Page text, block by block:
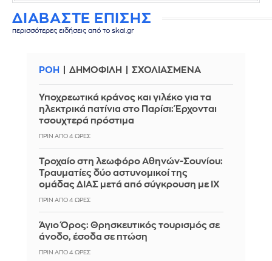
ΔΙΑΒΑΣΤΕ ΕΠΙΣΗΣ
περισσότερες ειδήσεις από το skai.gr
ΡΟΗ ΔΗΜΟΦΙΛΗ ΣΧΟΛΙΑΣΜΕΝΑ
Υποχρεωτικά κράνος και γιλέκο για τα
ηλεκτρικά πατίνια στο Παρίσι: Έρχονται
τσουχτερά πρόστιμα
ΠΡΙΝ ΑΠΌ 4 ΏΡΕΣ
Τροχαίο στη λεωφόρο Αθηνών-Σουνίου:
Τραυματίες δύο αστυνομικοί της
ομάδας ΔΙΑΣ μετά από σύγκρουση με ΙΧ
ΠΡΙΝ ΑΠΌ 4 ΏΡΕΣ
Άγιο Όρος: Θρησκευτικός τουρισμός σε
άνοδο, έσοδα σε πτώση
ΠΡΙΝ ΑΠΌ 4 ΏΡΕΣ